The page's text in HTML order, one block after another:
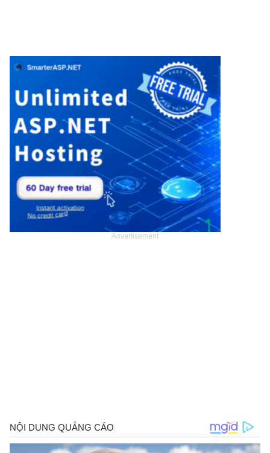
Advertisement